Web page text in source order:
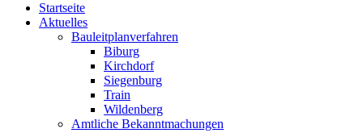
Startseite
Aktuelles
Bauleitplanverfahren
Biburg
Kirchdorf
Siegenburg
Train
Wildenberg
Amtliche Bekanntmachungen